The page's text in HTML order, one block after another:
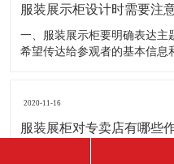
服装展示柜设计时需要注
一、服装展示柜要明确表达主题，明确
希望传达给参观者的基本信息
2020-11-16
服装展柜对专卖店有哪些